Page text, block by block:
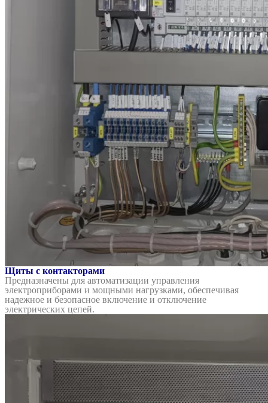
Щиты с контакторами
Предназначены для автоматизации управления
электроприборами и мощными нагрузками, обеспечивая
надежное и безопасное включение и отключение
электрических цепей.